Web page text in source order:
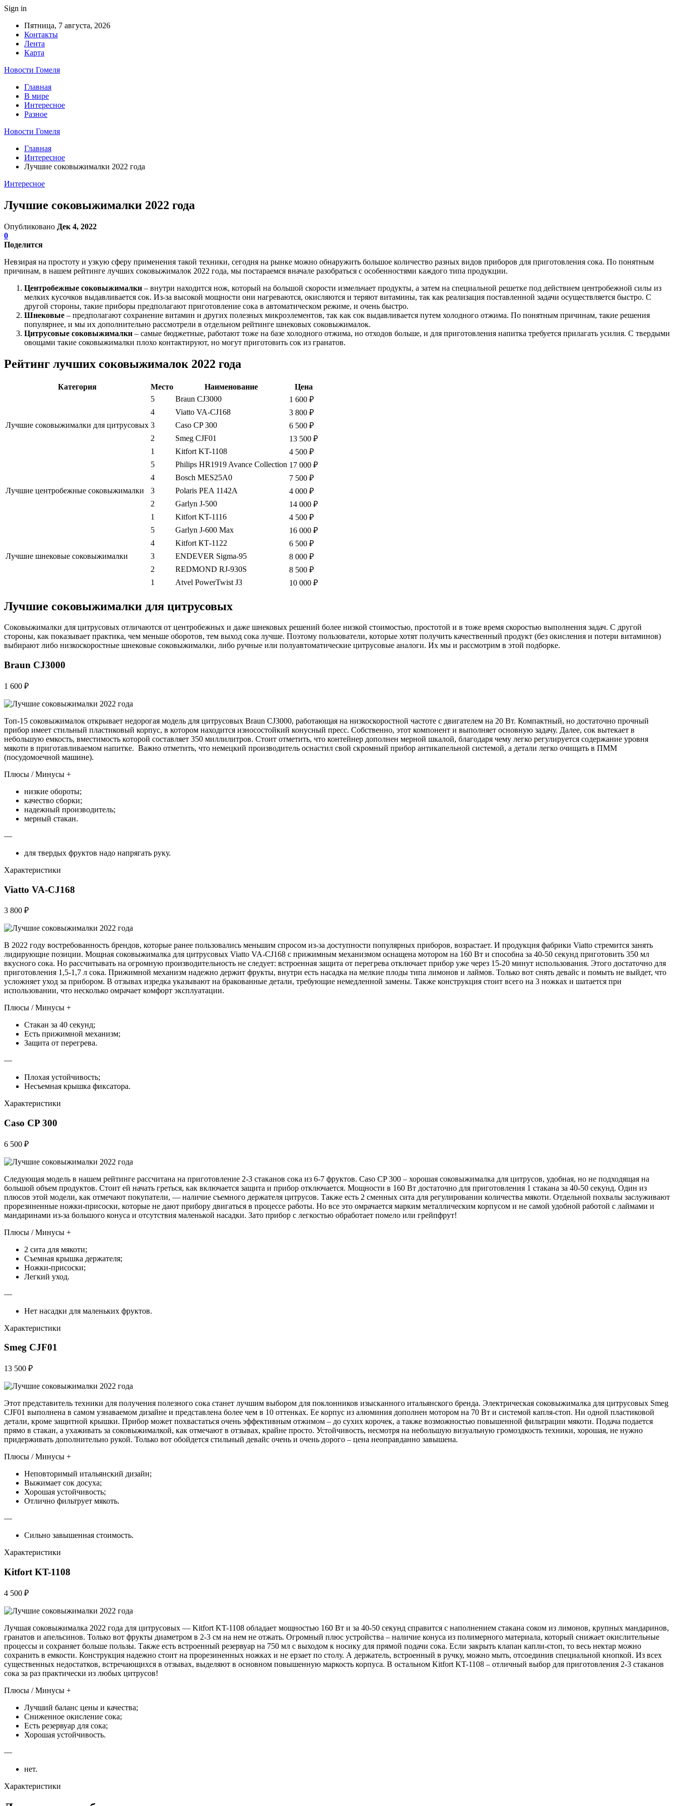
Sign in
Пятница, 7 августа, 2026
Контакты
Лента
Карта
Новости Гомеля
Главная
В мире
Интересное
Разное
Новости Гомеля
Главная
Интересное
Лучшие соковыжималки 2022 года
Интересное
Лучшие соковыжималки 2022 года
Опубликовано Дек 4, 2022
0
Поделится
Невзирая на простоту и узкую сферу применения такой техники, сегодня на рынке можно обнаружить большое количество разных видов приборов для приготовления сока. По понятным
причинам, в нашем рейтинге лучших соковыжималок 2022 года, мы постараемся вначале разобраться с особенностями каждого типа продукции.
Центробежные соковыжималки – внутри находится нож, который на большой скорости измельчает продукты, а затем на специальной решетке под действием центробежной силы из
мелких кусочков выдавливается сок. Из-за высокой мощности они нагреваются, окисляются и теряют витамины, так как реализация поставленной задачи осуществляется быстро. С
другой стороны, такие приборы предполагают приготовление сока в автоматическом режиме, и очень быстро.
Шнековые – предполагают сохранение витамин и других полезных микроэлементов, так как сок выдавливается путем холодного отжима. По понятным причинам, такие решения
популярнее, и мы их дополнительно рассмотрели в отдельном рейтинге шнековых соковыжималок.
Цитрусовые соковыжималки – самые бюджетные, работают тоже на базе холодного отжима, но отходов больше, и для приготовления напитка требуется прилагать усилия. С твердыми
овощами такие соковыжималки плохо контактируют, но могут приготовить сок из гранатов.
Рейтинг лучших соковыжималок 2022 года
Категория Место Наименование Цена
Лучшие соковыжималки для цитрусовых
5 Braun CJ3000
1 600 ₽
4
Viatto VA-CJ168
3 800 ₽
3
Caso CP 300
6 500 ₽
2
Smeg CJF01
13 500 ₽
1
Kitfort KT-1108 4 500 ₽
Лучшие центробежные соковыжималки
5 Philips HR1919 Avance Collection 17 000 ₽
4
Bosch MES25A0
7 500 ₽
3
Polaris PEA 1142A
4 000 ₽
2
Garlyn J-500
14 000 ₽
1
Kitfort KT-1116 4 500 ₽
Лучшие шнековые соковыжималки
5 Garlyn J-600 Max
16 000 ₽
4
Kitfort КТ-1122
6 500 ₽
3
ENDEVER Sigma-95
8 000 ₽
2
REDMOND RJ-930S
8 500 ₽
1
Atvel PowerTwist J3 10 000 ₽
Лучшие соковыжималки для цитрусовых
Соковыжималки для цитрусовых отличаются от центробежных и даже шнековых решений более низкой стоимостью, простотой и в тоже время скоростью выполнения задач. С другой
стороны, как показывает практика, чем меньше оборотов, тем выход сока лучше. Поэтому пользователи, которые хотят получить качественный продукт (без окисления и потери витаминов)
выбирают либо низкоскоростные шнековые соковыжималки, либо ручные или полуавтоматические цитрусовые аналоги. Их мы и рассмотрим в этой подборке.
Braun CJ3000
1 600 ₽
Топ-15 соковыжималок открывает недорогая модель для цитрусовых Braun CJ3000, работающая на низкоскоростной частоте с двигателем на 20 Вт. Компактный, но достаточно прочный
прибор имеет стильный пластиковый корпус, в котором находится износостойкий конусный пресс. Собственно, этот компонент и выполняет основную задачу. Далее, сок вытекает в
небольшую емкость, вместимость которой составляет 350 миллилитров. Стоит отметить, что контейнер дополнен мерной шкалой, благодаря чему легко регулируется содержание уровня
мякоти в приготавливаемом напитке. Важно отметить, что немецкий производитель оснастил свой скромный прибор антикапельной системой, а детали легко очищать в ПММ
(посудомоечной машине).
Плюсы / Минусы +
низкие обороты;
качество сборки;
надежный производитель;
мерный стакан.
—
для твердых фруктов надо напрягать руку.
Характеристики
Viatto VA-CJ168
3 800 ₽
В 2022 году востребованность брендов, которые ранее пользовались меньшим спросом из-за доступности популярных приборов, возрастает. И продукция фабрики Viatto стремится занять
лидирующие позиции. Мощная соковыжималка для цитрусовых Viatto VA-CJ168 с прижимным механизмом оснащена мотором на 160 Вт и способна за 40-50 секунд приготовить 350 мл
вкусного сока. Но рассчитывать на огромную производительность не следует: встроенная защита от перегрева отключает прибор уже через 15-20 минут использования. Этого достаточно для
приготовления 1,5-1,7 л сока. Прижимной механизм надежно держит фрукты, внутри есть насадка на мелкие плоды типа лимонов и лаймов. Только вот снять девайс и помыть не выйдет, что
усложняет уход за прибором. В отзывах изредка указывают на бракованные детали, требующие немедленной замены. Также конструкция стоит всего на 3 ножках и шатается при
использовании, что несколько омрачает комфорт эксплуатации.
Плюсы / Минусы +
Стакан за 40 секунд;
Есть прижимной механизм;
Защита от перегрева.
—
Плохая устойчивость;
Несъемная крышка фиксатора.
Характеристики
Caso CP 300
6 500 ₽
Следующая модель в нашем рейтинге рассчитана на приготовление 2-3 стаканов сока из 6-7 фруктов. Caso CP 300 – хорошая соковыжималка для цитрусов, удобная, но не подходящая на
большой объем продуктов. Стоит ей начать греться, как включается защита и прибор отключается. Мощности в 160 Вт достаточно для приготовления 1 стакана за 40-50 секунд. Один из
плюсов этой модели, как отмечают покупатели, — наличие съемного держателя цитрусов. Также есть 2 сменных сита для регулировании количества мякоти. Отдельной похвалы заслуживают
прорезиненные ножки-присоски, которые не дают прибору двигаться в процессе работы. Но все это омрачается марким металлическим корпусом и не самой удобной работой с лаймами и
мандаринами из-за большого конуса и отсутствия маленькой насадки. Зато прибор с легкостью обработает помело или грейпфрут!
Плюсы / Минусы +
2 сита для мякоти;
Съемная крышка держателя;
Ножки-присоски;
Легкий уход.
—
Нет насадки для маленьких фруктов.
Характеристики
Smeg CJF01
13 500 ₽
Этот представитель техники для получения полезного сока станет лучшим выбором для поклонников изысканного итальянского бренда. Электрическая соковыжималка для цитрусовых Smeg
CJF01 выполнена в самом узнаваемом дизайне и представлена более чем в 10 оттенках. Ее корпус из алюминия дополнен мотором на 70 Вт и системой капля-стоп. Ни одной пластиковой
детали, кроме защитной крышки. Прибор может похвастаться очень эффективным отжимом – до сухих корочек, а также возможностью повышенной фильтрации мякоти. Подача подается
прямо в стакан, а ухаживать за соковыжималкой, как отмечают в отзывах, крайне просто. Устойчивость, несмотря на небольшую визуальную громоздкость техники, хорошая, не нужно
придерживать дополнительно рукой. Только вот обойдется стильный девайс очень и очень дорого – цена неоправданно завышена.
Плюсы / Минусы +
Неповторимый итальянский дизайн;
Выжимает сок досуха;
Хорошая устойчивость;
Отлично фильтрует мякоть.
—
Сильно завышенная стоимость.
Характеристики
Kitfort KT-1108
4 500 ₽
Лучшая соковыжималка 2022 года для цитрусовых — Kitfort KT-1108 обладает мощностью 160 Вт и за 40-50 секунд справится с наполнением стакана соком из лимонов, крупных мандаринов,
гранатов и апельсинов. Только вот фрукты диаметром в 2-3 см на нем не отжать. Огромный плюс устройства – наличие конуса из полимерного материала, который снижает окислительные
процессы и сохраняет больше пользы. Также есть встроенный резервуар на 750 мл с выходом к носику для прямой подачи сока. Если закрыть клапан капли-стоп, то весь нектар можно
сохранить в емкости. Конструкция надежно стоит на прорезиненных ножках и не ерзает по столу. А держатель, встроенный в ручку, можно мыть, отсоединив специальной кнопкой. Из всех
существенных недостатков, встречающихся в отзывах, выделяют в основном повышенную маркость корпуса. В остальном Kitfort KT-1108 – отличный выбор для приготовления 2-3 стаканов
сока за раз практически из любых цитрусов!
Плюсы / Минусы +
Лучший баланс цены и качества;
Сниженное окисление сока;
Есть резервуар для сока;
Хорошая устойчивость.
—
нет.
Характеристики